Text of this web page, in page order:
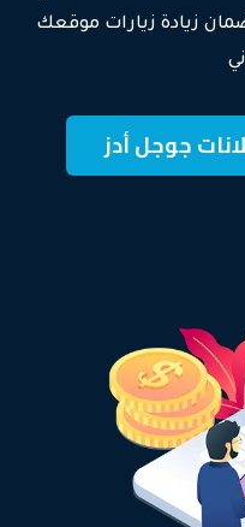
زيادة زيارات موقعك
جوجل أدز